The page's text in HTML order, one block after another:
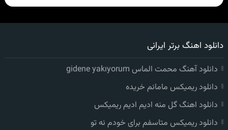
دانلود اهنگ برتر ایرانی
دانلود آهنگ محمت الماس gidene yakıyorum
دانلود ریمیکس مامانم خریده
دانلود اهنگ گل منه ادیم ادیم ریمیکس
دانلود ریمیکس متاسفم برای خودم نه تو